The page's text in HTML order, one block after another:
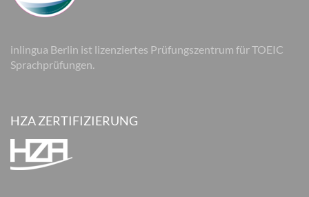
inlingua Berlin ist lizenziertes Prüfungszentrum für TOEIC
Sprachprüfungen.
HZA ZERTIFIZIERUNG